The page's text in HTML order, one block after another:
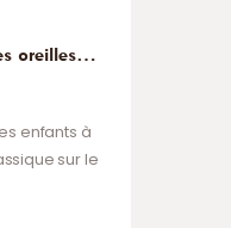
oreilles…
enfants à
sur le